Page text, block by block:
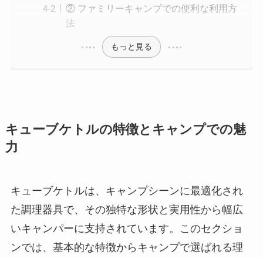
② ファミリーキャンプでの便利な利用方
法
もっと見る
キューブケトルの特徴とキャンプでの魅
力
キューブケトルは、キャンプシーンに最適化され
た調理器具で、その独特な形状と実用性から幅広
いキャンパーに支持されています。このセクショ
ンでは、基本的な特徴からキャンプで選ばれる理